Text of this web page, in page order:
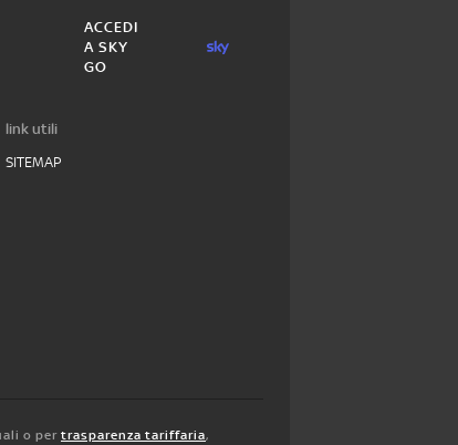
ACCEDI
A SKY
GO
link utili
SITEMAP
o per trasparenza tariffaria,